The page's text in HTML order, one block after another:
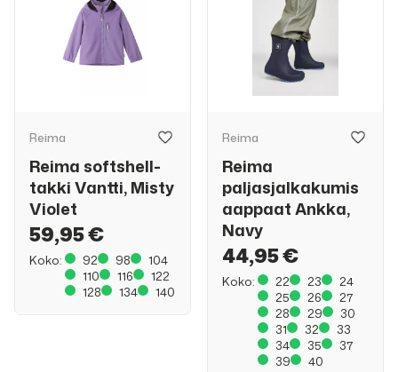
Reima
Reima softshell-
takki Vantti, Misty
Violet
59,95 €
Koko: 92 98
104
110
116
122
128
134 140
Reima
Reima
paljasjalkakumis
aappaat Ankka,
Navy
44,95 €
Koko: 22 23
24
25
26
27
28
29
30
31
32
33
34
35
37
39
40